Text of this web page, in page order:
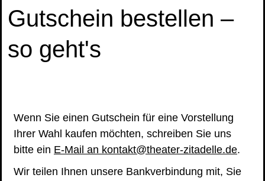
Gutschein bestellen –
so geht's
Wenn Sie einen Gutschein für eine Vorstellung
Ihrer Wahl kaufen möchten, schreiben Sie uns
bitte ein E-Mail an kontakt@theater-zitadelle.de.
Wir teilen Ihnen unsere Bankverbindung mit, Sie